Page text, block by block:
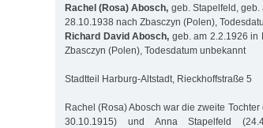
Rachel (Rosa) Abosch, geb. Stapelfeld,
28.10.1938 nach Zbasczyn (Polen),
Richard David Abosch, geb. am 2.2.1926 in
Zbasczyn (Polen), Todesdatum unbekannt
Stadtteil Harburg-Altstadt, Rieckhoffstraße 5
Rachel (Rosa) Abosch war die zweite
30.10.1915) und Anna Stapelfeld